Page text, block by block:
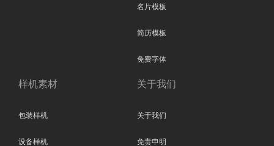
名片模板
简历模板
免费字体
样机素材
包装样机
设备样机
关于我们
关于我们
免责申明